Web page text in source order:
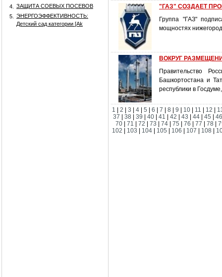
4.
ЗАЩИТА СОЕВЫХ ПОСЕВОВ
5.
ЭНЕРГОЭФФЕКТИВНОСТЬ:
Детский сад категории [Аk
"ГАЗ" СОЗДАЕТ
Группа "ГАЗ"
мощностях
ВОКРУГ
Правительство
Башкортостана и
республики в
1 2 3 4 5 6 7 8 9 10 11 12
37
|38 |39 |40 |41 |42 |43 |44 |45 |
70
71 72 73 74 75 76 77 78
102
103 104 105 106 107 108